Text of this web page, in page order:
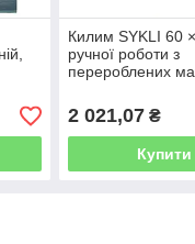
Килим SYKLI 60
ручної роботи з
перероблених
2 021,07₴
Купити